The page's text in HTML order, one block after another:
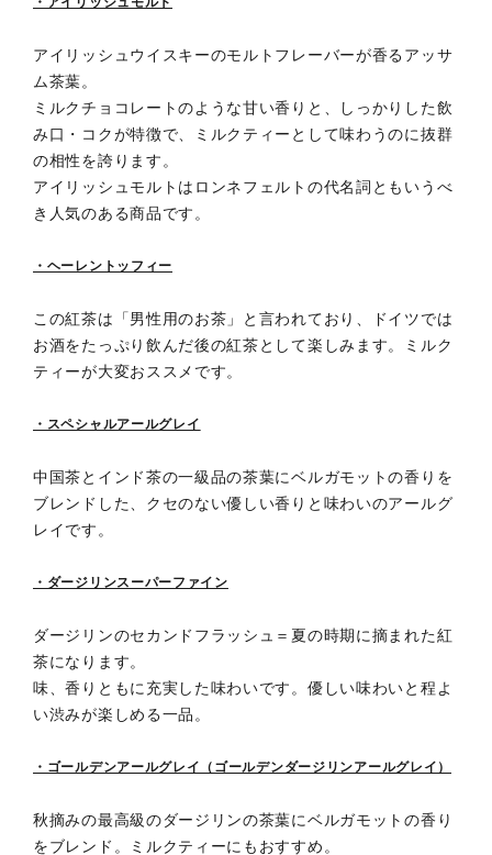
アイリッシュウイスキーのモルトフレーバーが香るアッサ
ム茶葉。
ミルクチョコレートのような甘い香りと、しっかりした飲
み口・コクが特徴で、ミルクティーとして味わうのに抜群
の相性を誇ります。
アイリッシュモルトはロンネフェルトの代名詞ともいうべ
き人気のある商品です。
・ヘーレントッフィー
この紅茶は「男性用のお茶」と言われており、ドイツでは
お酒をたっぷり飲んだ後の紅茶として楽しみます。ミルク
ティーが大変おススメです。
・スペシャルアールグレイ
中国茶とインド茶の一級品の茶葉にベルガモットの香りを
ブレンドした、クセのない優しい香りと味わいのアールグ
レイです。
・ダージリンスーパーファイン
ダージリンのセカンドフラッシュ＝夏の時期に摘まれた紅
茶になります。
味、香りともに充実した味わいです。優しい味わいと程よ
い渋みが楽しめる一品。
・ゴールデンアールグレイ（ゴールデンダージリンアールグレイ）
秋摘みの最高級のダージリンの茶葉にベルガモットの香り
をブレンド。ミルクティーにもおすすめ。